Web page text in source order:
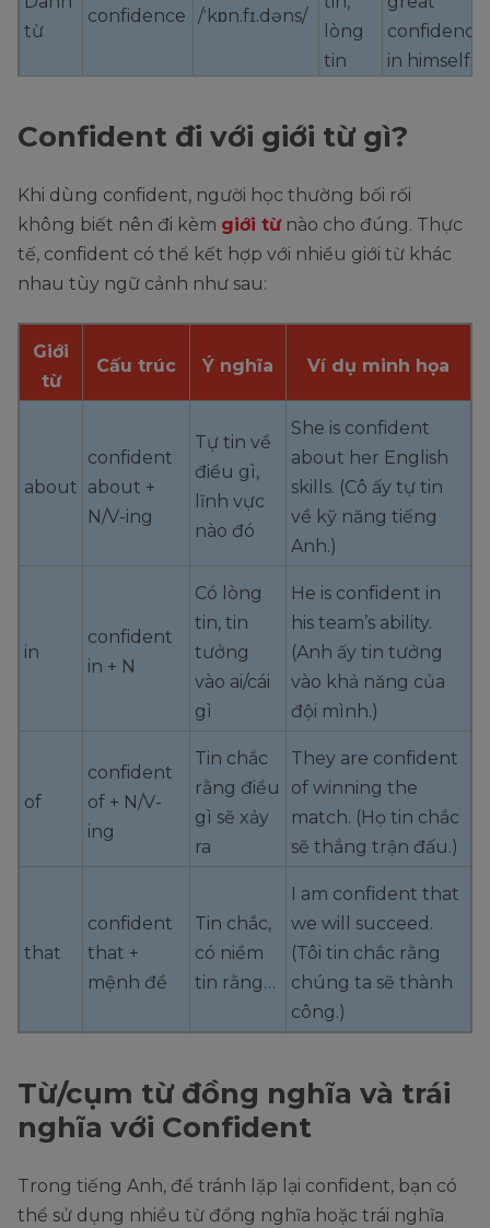
từ
confidence /ˈkɒn.fɪ.dəns/
lòng
tin
confidence
in himself.
Trạng
/
một
tự tin
answered
question
confidently.
Tính
ghép
confident
ˈkɒn.fɪ.dənt/
bản
thân
Confident đi với giới từ gì?
Khi dùng confident, người học thường bối rối
không biết nên đi kèm giới từnào cho đúng. Thực
tế, confident có thể kết hợp với nhiều giới từ khác
nhau tùy ngữ cảnh như sau:
Giới
từ
Cấu trúc Ý nghĩa Ví dụ minh họa
about
confident
about +
N/V-ing
Tự tin về
điều gì,
lĩnh vực
nào đó
She is confident
about her English
skills. (Cô ấy tự tin
về kỹ năng tiếng
Anh.)
in
confident
in + N
Có lòng
tin, tin
tưởng
vào ai/cái
gì
He is confident in
his team’s ability.
(Anh ấy tin tưởng
vào khả năng của
đội mình.)
of
confident
of + N/V-
ing
Tin chắc
rằng điều
gì sẽ xảy
ra
They are confident
of winning the
match. (Họ tin chắc
sẽ thắng trận đấu.)
that
confident
that +
mệnh đề
Tin chắc,
có niềm
tin rằng…
I am confident that
we will succeed.
(Tôi tin chắc rằng
chúng ta sẽ thành
công.)
Từ/cụm từ đồng nghĩa và trái
nghĩa với Confident
Trong tiếng Anh, để tránh lặp lại confident, bạn có
thể sử dụng nhiều từ đồng nghĩa hoặc trái nghĩa